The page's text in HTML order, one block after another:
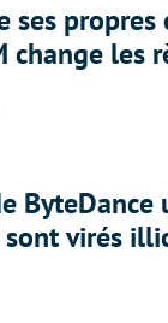
ses
change les
virés